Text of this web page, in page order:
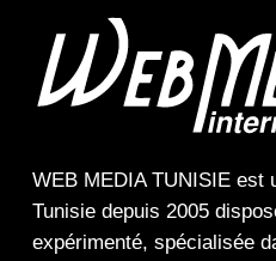
WEB MEDIA TUNISIEest
Tunisie depuis 2005
expérimenté, spécialisée